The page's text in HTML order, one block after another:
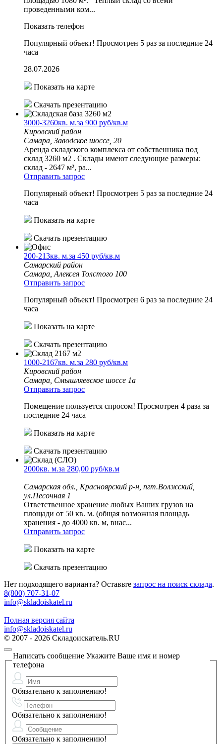
проведенными ком...
Показать телефон
Популярный объект! Просмотрен 5 раз за последние 24
часа
28.07.2026
Показать на карте
Скачать презентацию
3000-3260кв. м.за 900 руб/кв.м
Кировский район
Самара, Заводское шоссе, 20
Аренда складского комплекса от собственника под
склад 3260 м2 . Склады имеют следующие размеры:
склад - 2647 м², ра...
Отправить запрос
Популярный объект! Просмотрен 5 раз за последние 24
часа
Показать на карте
Скачать презентацию
200-213кв. м.за 450 руб/кв.м
Самарский район
Самара, Алексея Толстого 100
Отправить запрос
Популярный объект! Просмотрен 6 раз за последние 24
часа
Показать на карте
Скачать презентацию
1000-2167кв. м.за 280 руб/кв.м
Кировский район
Самара, Смышляевское шоссе 1а
Отправить запрос
Помещение пользуется спросом! Просмотрен 4 раза за
последние 24 часа
Показать на карте
Скачать презентацию
2000кв. м.за 280,00 руб/кв.м
Самарская обл., Красноярский р-н, пгт.Волжский,
ул.Песочная 1
Ответственное хранение любых Ваших грузов на
площади от 50 кв. м. (общая возможная площадь
хранения - до 4000 кв. м, внас...
Отправить запрос
Показать на карте
Скачать презентацию
Нет подходящего варианта? Оставьте запрос на поиск склада.
8(800) 707-31-07
info@skladoiskatel.ru
Полная версия сайта
info@skladoiskatel.ru
© 2007 - 2026 Складоискатель.RU
Написать сообщение Укажите Ваше имя и номер
телефона
Обязательно к заполнению!
Обязательно к заполнению!
Обязательно к заполнению!